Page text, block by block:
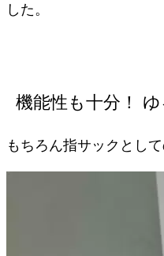
した。
機能性も十分！
もちろん指サックとし